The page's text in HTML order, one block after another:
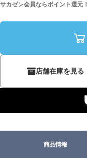
サカゼン会員ならポイント還元！
店舗在庫を見る
商品情報